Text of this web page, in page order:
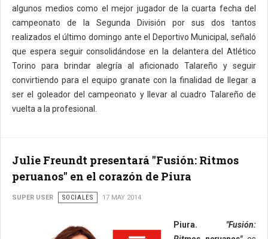
algunos medios como el mejor jugador de la cuarta fecha del
campeonato de la Segunda División por sus dos tantos
realizados el último domingo ante el Deportivo Municipal, señaló
que espera seguir consolidándose en la delantera del Atlético
Torino para brindar alegría al aficionado Talareño y seguir
convirtiendo para el equipo granate con la finalidad de llegar a
ser el goleador del campeonato y llevar al cuadro Talareño de
vuelta a la profesional.
Julie Freundt presentará "Fusión: Ritmos
peruanos" en el corazón de Piura
SUPER USER SOCIALES 17 MAY 2014
Piura. "Fusión: